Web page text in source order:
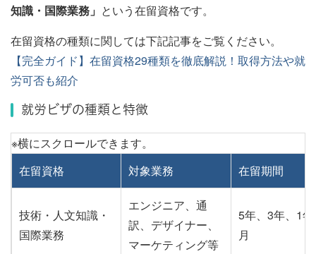
知識・国際業務」 という在留資格です。
在留資格の種類に関しては下記記事をご覧ください。
【完全ガイド】在留資格29種類を徹底解説！取得方法や就
労可否も紹介
就労ビザの種類と特徴
在留資格 対象業務 在留期間
技術・人文知識・
国際業務
エンジニア、通
訳、デザイナー、
マーケティング等
5年、3年、1
月